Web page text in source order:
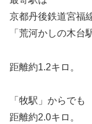
京都丹後鉄道宮福
「荒河かしの木台
距離約1.2キロ。
「牧駅」からでも
距離約2.0キロ。